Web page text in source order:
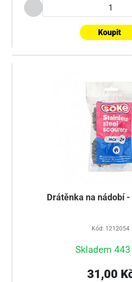
Koupit
Drátěnka na nádobí
Kód: 1212054
Skladem
31,00